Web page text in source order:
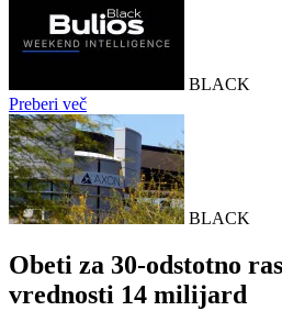
BLACK
Preberi več
BLACK
Obeti za 30-odstotno
vrednosti 14 milijard